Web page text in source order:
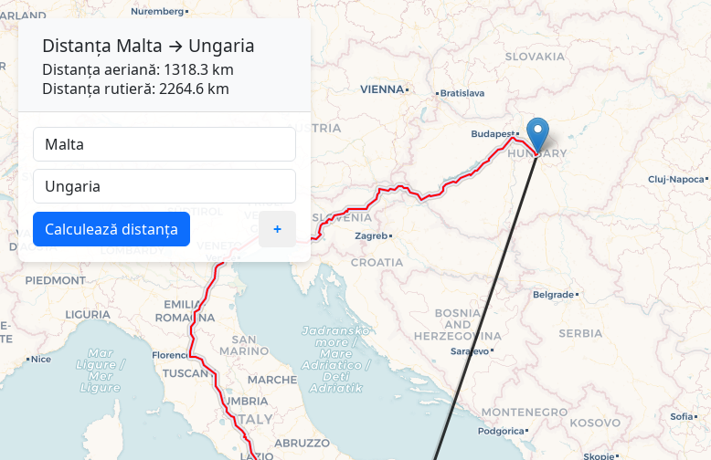
Distanța Malta → Ungaria
Distanța aeriană: 1318.3 km
Distanța rutieră: 2264.6 km
Calculează distanța +